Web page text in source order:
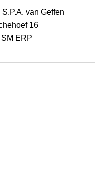
S.P.A. van Geffen
16
ERP